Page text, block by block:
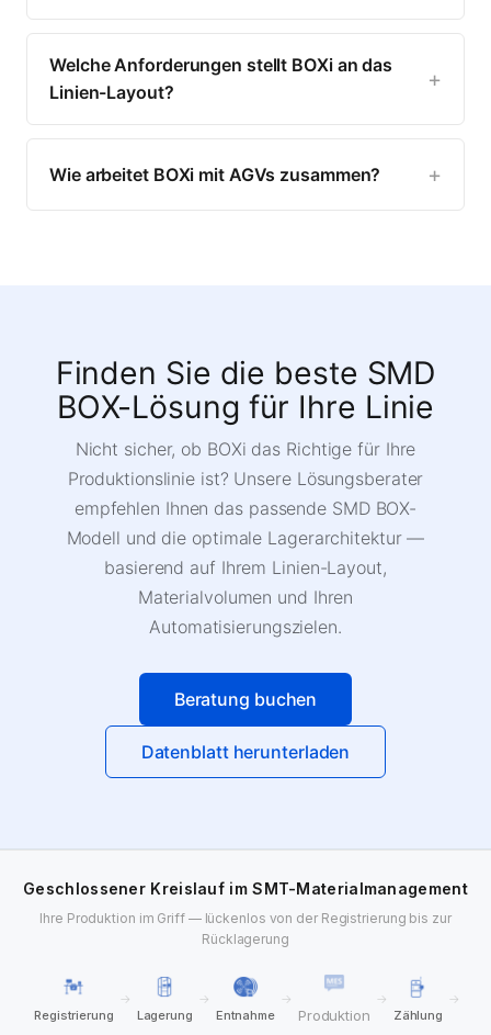
Welche Anforderungen stellt BOXi an das
Linien-Layout?
Wie arbeitet BOXi mit AGVs zusammen?
Finden Sie die beste SMD
BOX-Lösung für Ihre Linie
Nicht sicher, ob BOXi das Richtige für Ihre
Produktionslinie ist? Unsere Lösungsberater
empfehlen Ihnen das passende SMD BOX-
Modell und die optimale Lagerarchitektur —
basierend auf Ihrem Linien-Layout,
Materialvolumen und Ihren
Automatisierungszielen.
Beratung buchen
Datenblatt herunterladen
Geschlossener Kreislauf im SMT-Materialmanagement
Ihre Produktion im Griff — lückenlos von der Registrierung bis zur
Rücklagerung
Registrierung
→
Lagerung
→
Entnahme
→
Produktion
→
Zählung
→